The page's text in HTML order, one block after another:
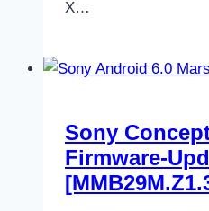
X…
Sony
Firmware-